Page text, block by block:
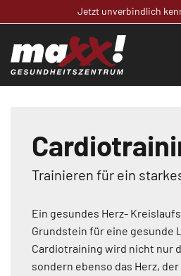
Jetzt unverbindlich
Trainieren für ein
Ein gesundes Herz-
Grundstein für eine gesunde
Cardiotraining wird nicht nur
sondern ebenso das Herz,